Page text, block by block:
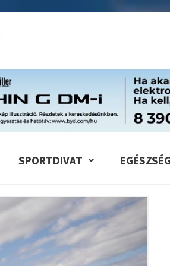
SPORTDIVAT EGÉSZSÉG